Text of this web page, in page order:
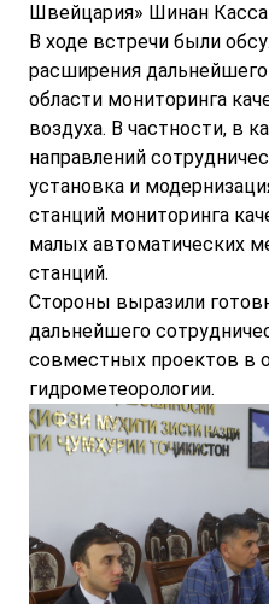
Швейцария» Шинан
В ходе встречи были
расширения
области мониторинга
воздуха. В частности, в
направлений
установка и
станций мониторинга
малых автоматических
станций.
Стороны выразили
дальнейшего
совместных проектов в
гидрометеорологии.